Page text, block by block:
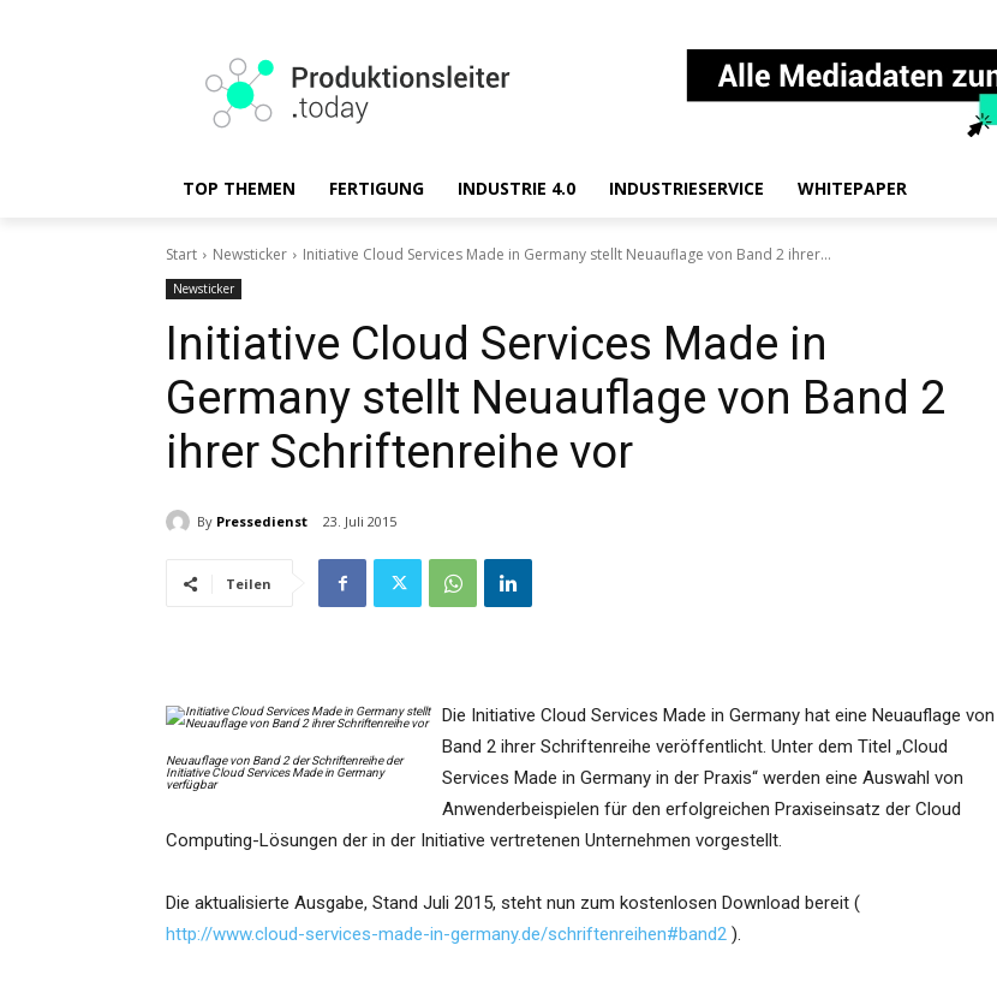
TOP THEMEN FERTIGUNG INDUSTRIE 4.0 INDUSTRIESERVICE WHITEPAPER
Start Newsticker Initiative Cloud Services Made in Germany stellt Neuauflage von Band 2 ihrer...
Newsticker
Initiative Cloud Services Made in
Germany stellt Neuauflage von Band 2
ihrer Schriftenreihe vor
By Pressedienst 23. Juli 2015
Teilen
Neuauflage von Band 2 der Schriftenreihe der
Initiative Cloud Services Made in Germany
verfügbar
Die Initiative Cloud Services Made in Germany hat eine Neuauflage von
Band 2 ihrer Schriftenreihe veröffentlicht. Unter dem Titel „Cloud
Services Made in Germany in der Praxis“ werden eine Auswahl von
Anwenderbeispielen für den erfolgreichen Praxiseinsatz der Cloud
Computing-Lösungen der in der Initiative vertretenen Unternehmen vorgestellt.
Die aktualisierte Ausgabe, Stand Juli 2015, steht nun zum kostenlosen Download bereit (
http://www.cloud-services-made-in-germany.de/schriftenreihen#band2 ).